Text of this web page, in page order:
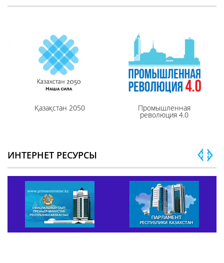
Қазақстан 2050 Промышленная
революция 4.0
ИНТЕРНЕТ РЕСУРСЫ